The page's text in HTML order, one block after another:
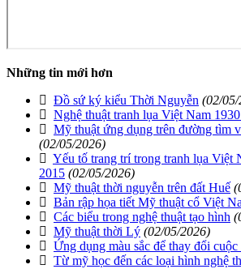
Những tin mới hơn
Đồ sứ ký kiểu Thời Nguyễn (02/
Nghệ thuật tranh lụa Việt Nam
Mỹ thuật ứng dụng trên đường tìm
(02/05/2026)
Yếu tố trang trí trong tranh lụa Việt
2015 (02/05/2026)
Mỹ thuật thời nguyễn trên đất Huế
Bản rập họa tiết Mỹ thuật cổ Việt
Các biểu trong nghệ thuật tạo hình
Mỹ thuật thời Lý (02/05/2026)
Ứng dụng màu sắc để thay đổi cuộc
Từ mỹ học đến các loại hình nghệ